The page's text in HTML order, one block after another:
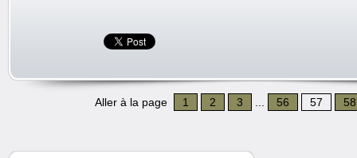
Aller à la page 1 2 3 56 57 58